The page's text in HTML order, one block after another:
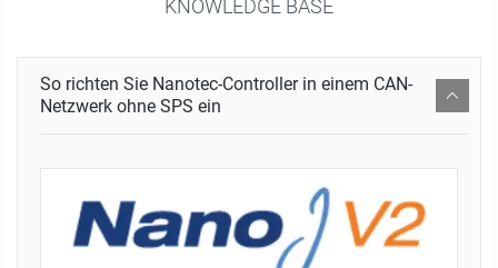
KNOWLEDGE BASE
So richten Sie Nanotec-Controller in einem CAN-
Netzwerk ohne SPS ein